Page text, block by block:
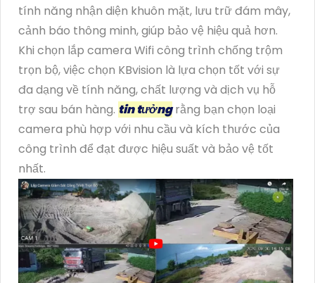
tính năng nhận diện khuôn mặt, lưu trữ đám mây,
cảnh báo thông minh, giúp bảo vệ hiệu quả hơn.
Khi chọn lắp camera Wifi công trình chống trộm
trọn bộ, việc chọn KBvision là lựa chọn tốt với sự
đa dạng về tính năng, chất lượng và dịch vụ hỗ
trợ sau bán hàng. tin tưởngrằng bạn chọn loại
camera phù hợp với nhu cầu và kích thước của
công trình để đạt được hiệu suất và bảo vệ tốt
nhất.